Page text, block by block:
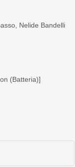
Nelide Bandelli
(Batteria)]